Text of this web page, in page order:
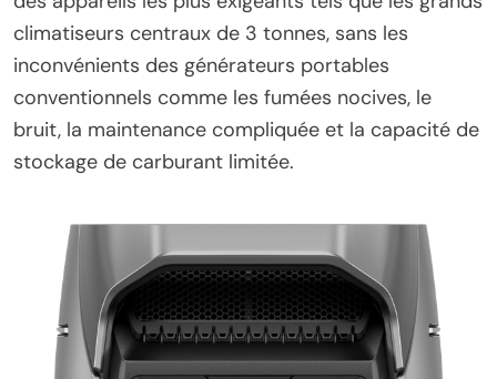
climatiseurs centraux de 3 tonnes, sans les
inconvénients des générateurs portables
conventionnels comme les fumées nocives, le
bruit, la maintenance compliquée et la capacité de
stockage de carburant limitée.